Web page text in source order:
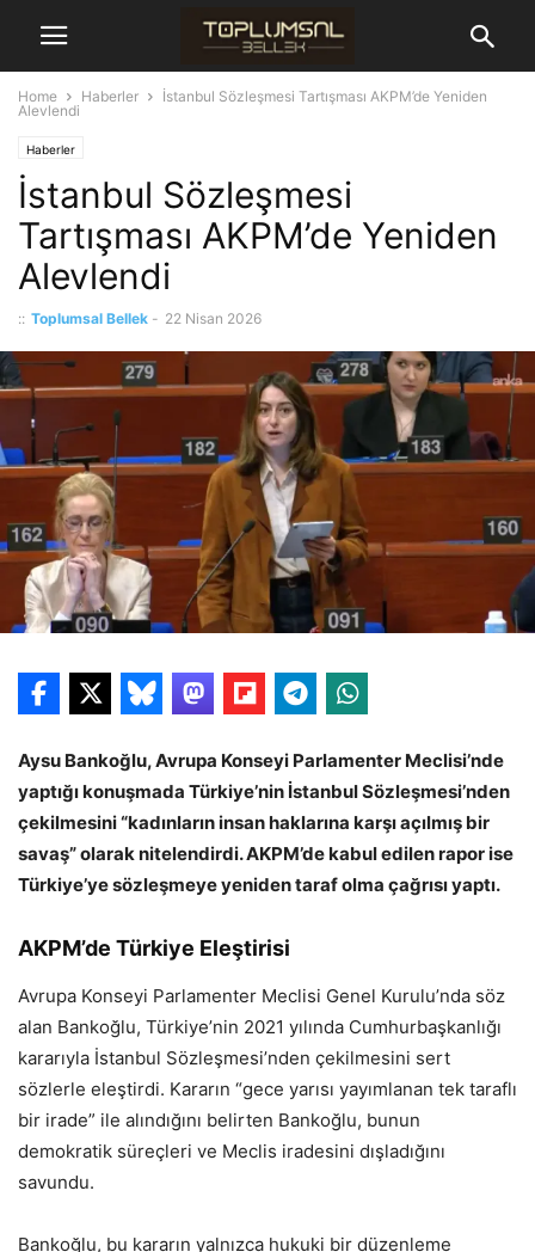
Home Haberler
İstanbul Sözleşmesi Tartışması AKPM’de Yeniden
Alevlendi
Haberler
İstanbul Sözleşmesi
Tartışması AKPM’de Yeniden
Alevlendi
:: Toplumsal Bellek - 22 Nisan 2026
Aysu Bankoğlu, Avrupa Konseyi Parlamenter Meclisi’nde
yaptığı konuşmada Türkiye’nin İstanbul Sözleşmesi’nden
çekilmesini “kadınların insan haklarına karşı açılmış bir
savaş” olarak nitelendirdi. AKPM’de kabul edilen rapor ise
Türkiye’ye sözleşmeye yeniden taraf olma çağrısı yaptı.
AKPM’de Türkiye Eleştirisi
Avrupa Konseyi Parlamenter Meclisi Genel Kurulu’nda söz
alan Bankoğlu, Türkiye’nin 2021 yılında Cumhurbaşkanlığı
kararıyla İstanbul Sözleşmesi’nden çekilmesini sert
sözlerle eleştirdi. Kararın “gece yarısı yayımlanan tek taraflı
bir irade” ile alındığını belirten Bankoğlu, bunun
demokratik süreçleri ve Meclis iradesini dışladığını
savundu.
Bankoğlu, bu kararın yalnızca hukuki bir düzenleme